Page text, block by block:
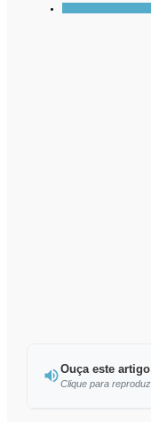
Ouça este artigo
Clique para